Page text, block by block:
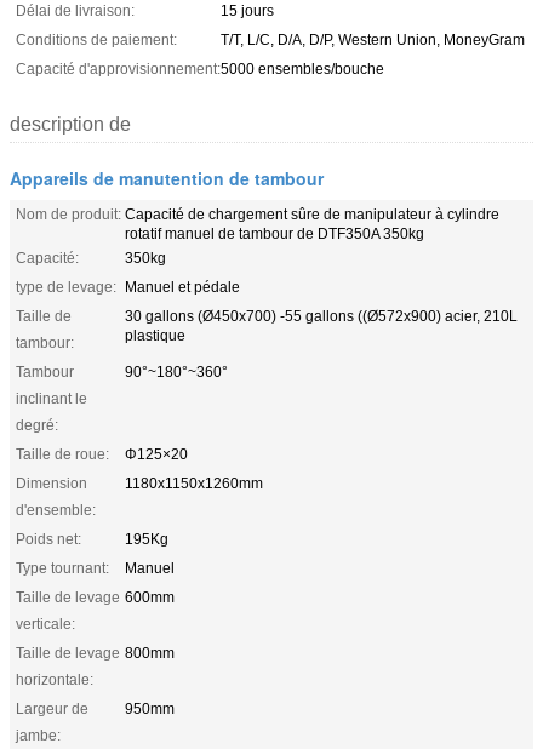
Délai de livraison:
15 jours
Conditions de paiement:
T/T, L/C, D/A, D/P, Western Union, MoneyGram
Capacité d'approvisionnement:5000 ensembles/bouche
description de
Appareils de manutention de tambour
Nom de produit: Capacité de chargement sûre de manipulateur à cylindre
rotatif manuel de tambour de DTF350A 350kg
Capacité:
350kg
type de levage: Manuel et pédale
Taille de
tambour:
30 gallons (Ø450x700) -55 gallons ((Ø572x900) acier, 210L
plastique
Tambour
inclinant le
degré:
90°~180°~360°
Taille de roue:
Φ125×20
Dimension
d'ensemble:
1180x1150x1260mm
Poids net:
195Kg
Type tournant:
Manuel
Taille de levage
verticale:
600mm
Taille de levage
horizontale:
800mm
Largeur de
jambe:
950mm